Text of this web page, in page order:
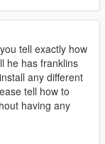
tell exactly how
he has franklins
any different
tell how to
having any